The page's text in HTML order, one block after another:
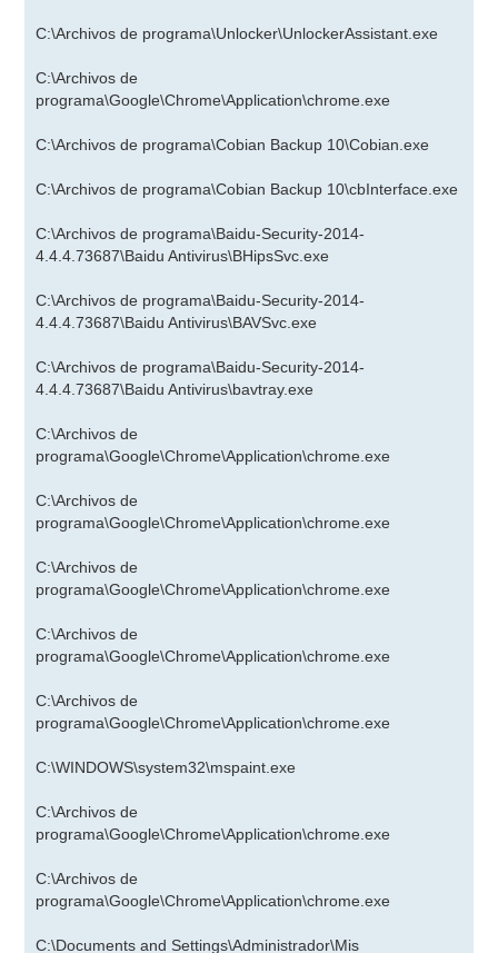
C:\Archivos de programa\Unlocker\UnlockerAssistant.exe
C:\Archivos de
programa\Google\Chrome\Application\chrome.exe
C:\Archivos de programa\Cobian Backup 10\Cobian.exe
C:\Archivos de programa\Cobian Backup 10\cbInterface.exe
C:\Archivos de programa\Baidu-Security-2014-
4.4.4.73687\Baidu Antivirus\BHipsSvc.exe
C:\Archivos de programa\Baidu-Security-2014-
4.4.4.73687\Baidu Antivirus\BAVSvc.exe
C:\Archivos de programa\Baidu-Security-2014-
4.4.4.73687\Baidu Antivirus\bavtray.exe
C:\Archivos de
programa\Google\Chrome\Application\chrome.exe
C:\Archivos de
programa\Google\Chrome\Application\chrome.exe
C:\Archivos de
programa\Google\Chrome\Application\chrome.exe
C:\Archivos de
programa\Google\Chrome\Application\chrome.exe
C:\Archivos de
programa\Google\Chrome\Application\chrome.exe
C:\WINDOWS\system32\mspaint.exe
C:\Archivos de
programa\Google\Chrome\Application\chrome.exe
C:\Archivos de
programa\Google\Chrome\Application\chrome.exe
C:\Documents and Settings\Administrador\Mis